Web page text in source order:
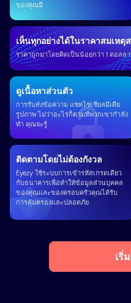
ของคุณมี
ติดตามโดยไม่ต้องกังวล
Eyezy ใช้ระบบการเข้ารหัสเกรดเดียว
กับธนาคารเพื่อทำให้ข้อมูลส่วนบุคคล
ของคุณและของครอบครัวคุณได้รับ
การคุ้มครองและปลอดภัย
ดูเนื้อหาส่วนตัว
การรับส่งข้อความ แชทโซเชียลมีเดีย
รูปภาพ ไม่ว่าอะไรก็ตามที่พวกเขากำลัง
ทำ คุณจะรู้
เห็นทุกอย่างได้ในราคาสมเหตุ
ราคาถูกมาโดยคิดเป็นน้อยกว่า 1 ดอล
เริ่